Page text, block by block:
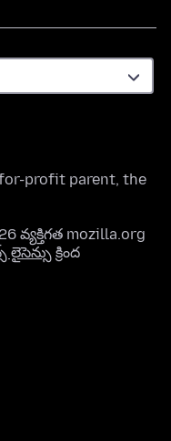
profit parent, the
mozilla.org
లైసెన్సు క్రింద